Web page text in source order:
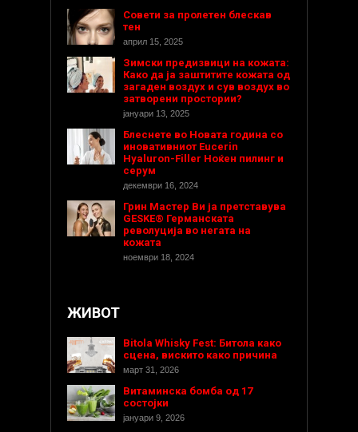
Совети за пролетен блескав
тен
април 15, 2025
Зимски предизвици на кожата:
Како да ја заштитите кожата од
загаден воздух и сув воздух во
затворени простории?
јануари 13, 2025
Блеснете во Новата година со
иновативниот Eucerin
Hyaluron-Filler Ноќен пилинг и
серум
декември 16, 2024
Грин Мастер Ви ја претставува
GESKE® Германската
револуција во негата на
кожата
ноември 18, 2024
ЖИВОТ
Bitola Whisky Fest: Битола како
сцена, вискито како причина
март 31, 2026
Витаминска бомба од 17
состојки
јануари 9, 2026